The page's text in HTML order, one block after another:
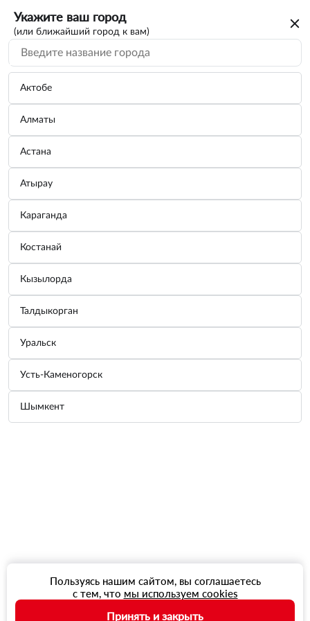
Укажите ваш город
(или ближайший город к вам)
Актобе
Алматы
Астана
Атырау
Караганда
Костанай
Кызылорда
Талдыкорган
Уральск
Усть-Каменогорск
Шымкент
Пользуясь нашим сайтом, вы соглашаетесь
с тем, что мы используем cookies
Принять и закрыть